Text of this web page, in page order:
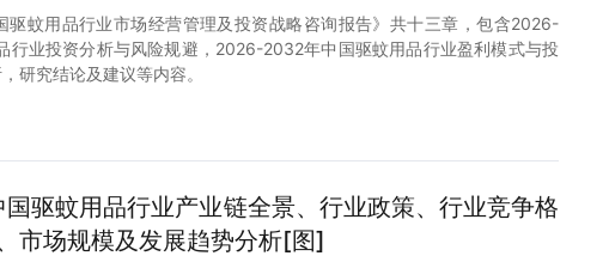
驱蚊用品行业市场经营管理及投资战略咨询报告》共十三章，包含2026-
行业投资分析与风险规避，2026-2032年中国驱蚊用品行业盈利模式与投
研究结论及建议等内容。
驱蚊用品行业产业链全景、行业政策、行业竞争格
市场规模及发展趋势分析[图]